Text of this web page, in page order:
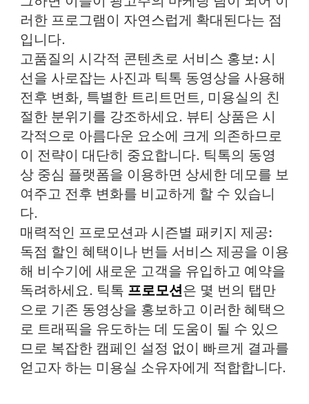
러한 프로그램이 자연스럽게 확대된다는 점
입니다.
고품질의 시각적 콘텐츠로 서비스 홍보: 시
선을 사로잡는 사진과 틱톡 동영상을 사용해
전후 변화, 특별한 트리트먼트, 미용실의 친
절한 분위기를 강조하세요. 뷰티 상품은 시
각적으로 아름다운 요소에 크게 의존하므로
이 전략이 대단히 중요합니다. 틱톡의 동영
상 중심 플랫폼을 이용하면 상세한 데모를 보
여주고 전후 변화를 비교하게 할 수 있습니
다.
매력적인 프로모션과 시즌별 패키지 제공:
독점 할인 혜택이나 번들 서비스 제공을 이용
해 비수기에 새로운 고객을 유입하고 예약을
독려하세요. 틱톡 프로모션 은 몇 번의 탭만
으로 기존 동영상을 홍보하고 이러한 혜택으
로 트래픽을 유도하는 데 도움이 될 수 있으
므로 복잡한 캠페인 설정 없이 빠르게 결과를
얻고자 하는 미용실 소유자에게 적합합니다.